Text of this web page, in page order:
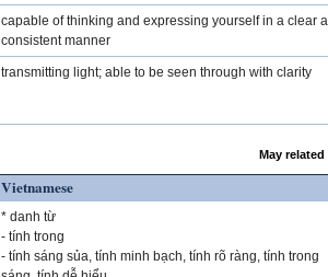
capable of thinking and expressing yourself in a clear
consistent manner
transmitting light; able to be seen through with clarity
May
Vietnamese
* danh từ
- tính trong
- tính sáng sủa, tính minh bạch, tính rõ ràng, tính trong